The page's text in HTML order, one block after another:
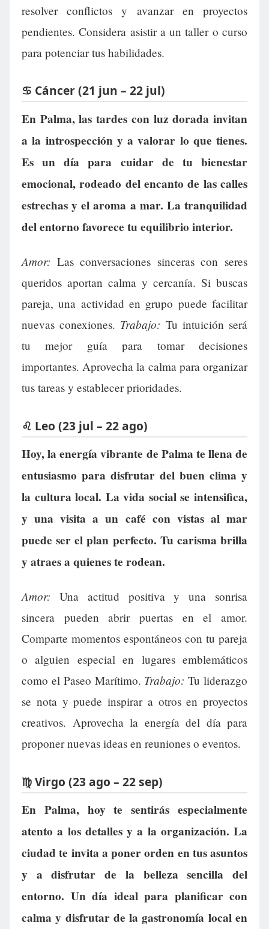
resolver conflictos y avanzar en proyectos
pendientes. Considera asistir a un taller o curso
para potenciar tus habilidades.
♋ Cáncer (21 jun – 22 jul)
En Palma, las tardes con luz dorada invitan
a la introspección y a valorar lo que tienes.
Es un día para cuidar de tu bienestar
emocional, rodeado del encanto de las calles
estrechas y el aroma a mar. La tranquilidad
del entorno favorece tu equilibrio interior.
Amor: Las conversaciones sinceras con seres
queridos aportan calma y cercanía. Si buscas
pareja, una actividad en grupo puede facilitar
nuevas conexiones. Trabajo: Tu intuición será
tu mejor guía para tomar decisiones
importantes. Aprovecha la calma para organizar
tus tareas y establecer prioridades.
♌ Leo (23 jul – 22 ago)
Hoy, la energía vibrante de Palma te llena de
entusiasmo para disfrutar del buen clima y
la cultura local. La vida social se intensifica,
y una visita a un café con vistas al mar
puede ser el plan perfecto. Tu carisma brilla
y atraes a quienes te rodean.
Amor: Una actitud positiva y una sonrisa
sincera pueden abrir puertas en el amor.
Comparte momentos espontáneos con tu pareja
o alguien especial en lugares emblemáticos
como el Paseo Marítimo. Trabajo: Tu liderazgo
se nota y puede inspirar a otros en proyectos
creativos. Aprovecha la energía del día para
proponer nuevas ideas en reuniones o eventos.
♍ Virgo (23 ago – 22 sep)
En Palma, hoy te sentirás especialmente
atento a los detalles y a la organización. La
ciudad te invita a poner orden en tus asuntos
y a disfrutar de la belleza sencilla del
entorno. Un día ideal para planificar con
calma y disfrutar de la gastronomía local en